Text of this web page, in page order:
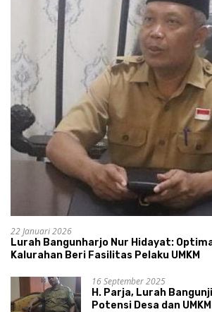
22 Januari 2026
Lurah Bangunharjo Nur Hidayat:
Kalurahan Beri Fasilitas Pelaku UMKM
16 September 2025
H. Parja, Lurah
Potensi Desa dan UMKM